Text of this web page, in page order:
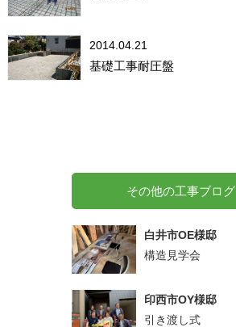
2014.04.21
基礎工事耐圧盤
その他の工事ブログ
白井市OE様邸
構造見学会
印西市OY様邸
引き渡し式